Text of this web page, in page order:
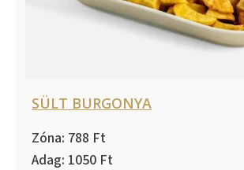
SÜLT BURGONYA
788
1050